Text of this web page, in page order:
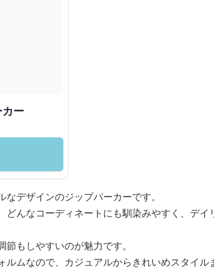
ー
デザインのジップパーカーです。
んなコーディネートにも馴染みやすく、デイ
もしやすいのが魅力です。
ムなので、カジュアルからきれいめスタイル